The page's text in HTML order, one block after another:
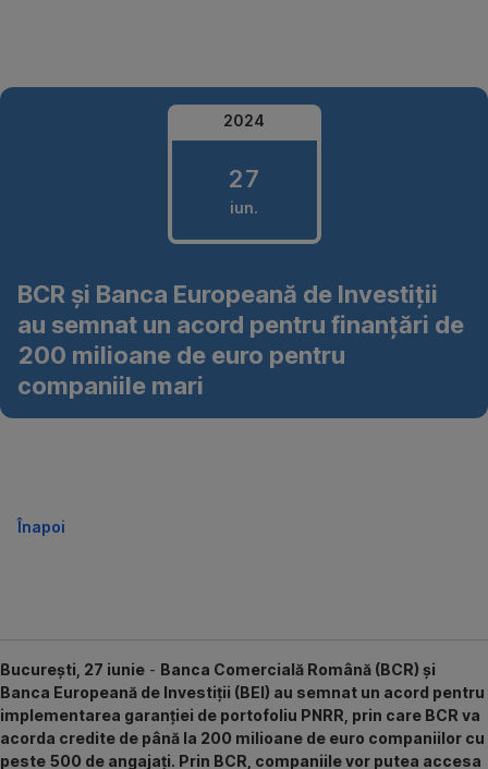
2024
27
iun.
27
2024
BCR și Banca Europeană de Investiții
au semnat un acord pentru finanțări de
200 milioane de euro pentru
companiile mari
Înapoi
București, 27 iunie - Banca Comercială Română (BCR) și
Banca Europeană de Investiții (BEI) au semnat un acord pentru
implementarea garanției de portofoliu PNRR, prin care BCR va
acorda credite de până la 200 milioane de euro companiilor cu
peste 500 de angajați. Prin BCR, companiile vor putea accesa